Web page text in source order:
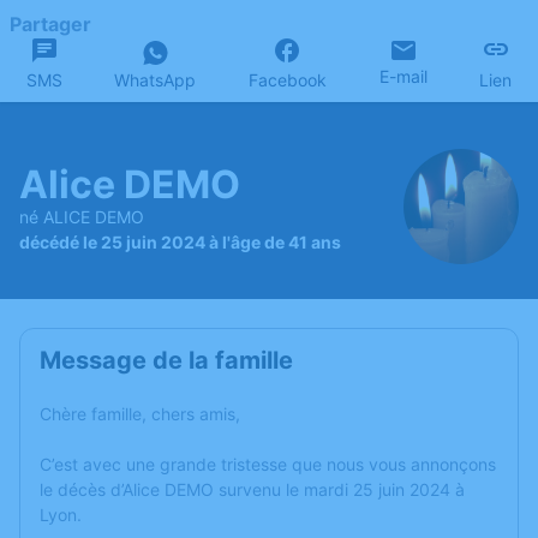
Partager
SMS WhatsApp Facebook E-mail Lien
Alice DEMO
né ALICE DEMO
décédé le 25 juin 2024 à l'âge de 41 ans
Message de la famille
Chère famille, chers amis,
C’est avec une grande tristesse que nous vous annonçons
le décès d’Alice DEMO survenu le mardi 25 juin 2024 à
Lyon.